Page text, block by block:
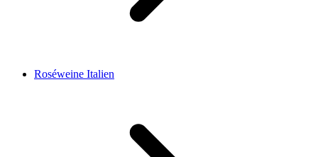
Roséweine Italien